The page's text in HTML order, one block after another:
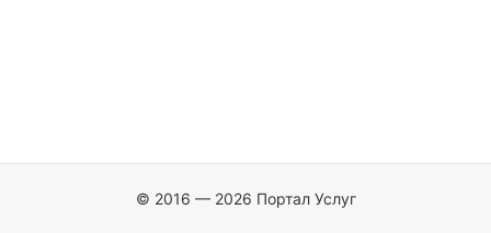
© 2016 — 2026 Портал Услуг